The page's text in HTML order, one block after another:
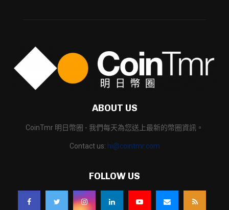
ABOUT US
CoinTmr 明日幣圈 - 我們每天為您送上最新的幣圈資訊。
Contact us: hi@cointmr.com
FOLLOW US